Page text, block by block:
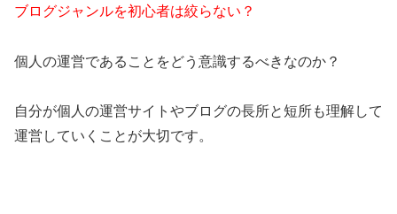
ブログジャンルを初心者は絞らない？
個人の運営であることをどう意識するべきなのか？
自分が個人の運営サイトやブログの長所と短所も理解して
運営していくことが大切です。